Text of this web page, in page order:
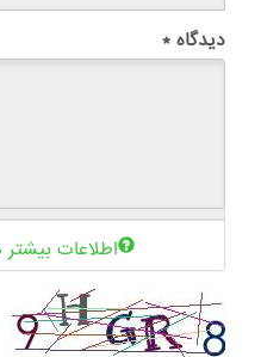
دیدگاه *
اطلاعات بیشتر